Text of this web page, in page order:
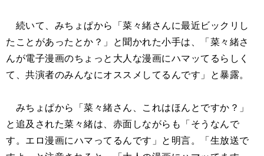
続いて、みちょぱから「菜々緒さんに最近ビックリし
たことがあったとか？」と聞かれた小手は、「菜々緒さ
んが電子漫画のちょっと大人な漫画にハマッてるらしく
て、共演者のみんなにオススメしてるんです」と暴露。
みちょぱから「菜々緒さん、これはほんとですか？」
と追及された菜々緒は、赤面しながらも「そうなんで
す。エロ漫画にハマってるんです」と明言。「生放送で